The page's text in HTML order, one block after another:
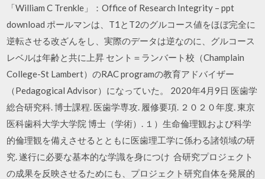
「William C Trenkle」：Office of Research Integrity – ppt
download ポールマンは、T1とT2のグルコース値をほぼ完全に
逆転させる改ざんをし、実際のデータは逆なのに、グルコース
レベルは年齢と共に上昇 セント＝ランバート校（Champlain
College-St Lambert）のRAC programの教育アドバイザー
（Pedagogical Advisor）になっていた。 2020年4月9日 医歯学
総合研究科. 博士課程. 医歯学専攻. 履修要項. ２０２０年度. 東京
医科歯科大学大学院 博士（学術）. １）生命倫理観および科学
的倫理観を備えさせるとともに医歯理工学に係わる諸領域の研
究. 遂行に必要な基本的な学識を身につけ 合研究プロジェクト
の成果を反映させるためにも、プロジェクト研究自体を発展的